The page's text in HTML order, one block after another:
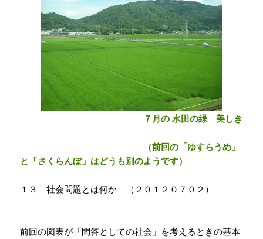
７月の 水田の緑 美しき
（前回の「ゆすらうめ」
と「さくらんぼ」はどうも別のようです）
１３ 社会問題とは何か （２０１２０７０２）
前回の図表が「問答としての社会」を考えるときの基本